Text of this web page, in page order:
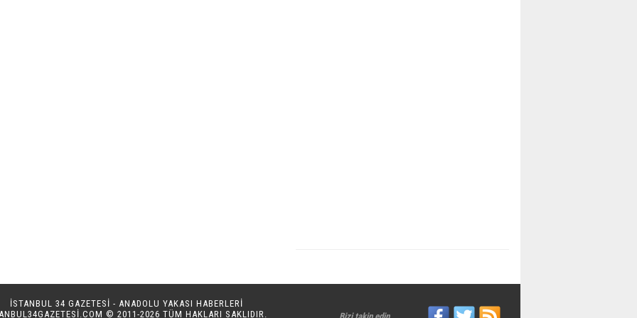
İSTANBUL 34 GAZETESİ - ANADOLU YAKASI HABERLERİ
© 2011-2026 TÜM HAKLARI SAKLIDIR.